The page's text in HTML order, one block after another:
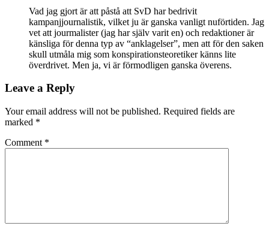
Vad jag gjort är att påstå att SvD har bedrivit
kampanjjournalistik, vilket ju är ganska vanligt nuförtiden. Jag
vet att jourmalister (jag har själv varit en) och redaktioner är
känsliga för denna typ av “anklagelser”, men att för den saken
skull utmåla mig som konspirationsteoretiker känns lite
överdrivet. Men ja, vi är förmodligen ganska överens.
Leave a Reply
Your email address will not be published. Required fields are
marked *
Comment *